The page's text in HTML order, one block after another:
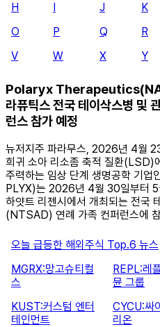
H
J K
O
P Q R
V
W X Y
Polaryx
라퓨틱스 전국 테이삭스병 및
런스 참가 예정
뉴저지주 파라무스, 2026년 4월
희귀 소아 리소좀 축적 질환(LSD)
주력하는 임상 단계 생명공학 기업
PLYX)는 2026년 4월 30일부터 5
하얏트 리젠시에서 개최되는 전국
(NTSAD) 연례 가족 컨퍼런스에
오늘 급등한 해외주식 Top.6 뉴스
MGRX:망고슈티컬
스
REPL:레
뮨 그룹
KUST:커스텀 엔터
테인먼트
CYCU:싸
리온